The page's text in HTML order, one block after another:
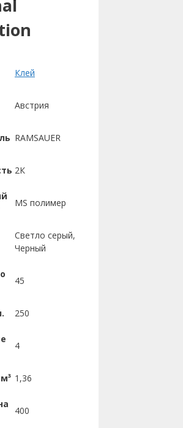
Клей
Австрия
RAMSAUER
2К
MS полимер
Светло серый,
Черный
45
250
4
1,36
400